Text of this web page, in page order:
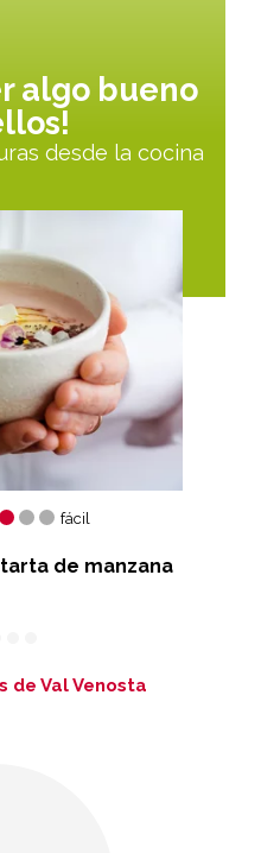
algo bueno
desde la cocina
fácil
de manzana
de Val Venosta